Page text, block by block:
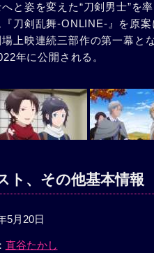
と姿を変えた“刀剣男士”を
刀剣乱舞-ONLINE-』を原
上映連続三部作の第一幕と
年に公開される。
ト、その他基本情報
5月20日
直谷たかし